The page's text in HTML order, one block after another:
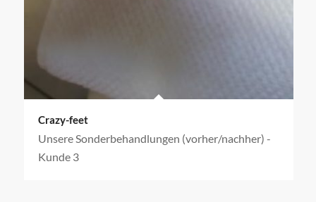
Crazy-feet
Unsere Sonderbehandlungen (vorher/nachher) -
Kunde 3